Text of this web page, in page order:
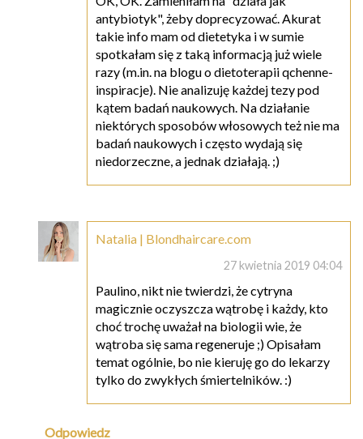
antybiotyk", żeby doprecyzować. Akurat
takie info mam od dietetyka i w sumie
spotkałam się z taką informacją już wiele
razy (m.in. na blogu o dietoterapii qchenne-
inspiracje). Nie analizuję każdej tezy pod
kątem badań naukowych. Na działanie
niektórych sposobów włosowych też nie ma
badań naukowych i często wydają się
niedorzeczne, a jednak działają. ;)
Natalia | Blondhaircare.com
27 kwietnia 2019 04:04
Paulino, nikt nie twierdzi, że cytryna
magicznie oczyszcza wątrobę i każdy, kto
choć trochę uważał na biologii wie, że
wątroba się sama regeneruje ;) Opisałam
temat ogólnie, bo nie kieruję go do lekarzy
tylko do zwykłych śmiertelników. :)
Odpowiedz